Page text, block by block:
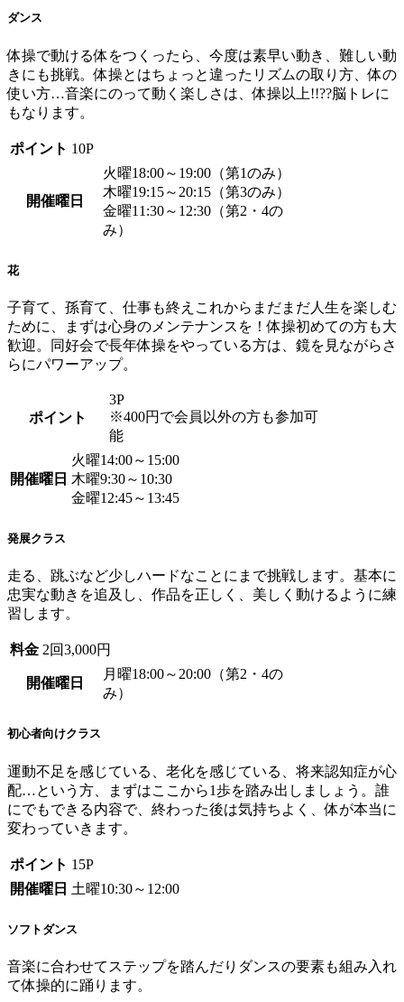
ダンス
体操で動ける体をつくったら、今度は素早い動き、難しい動
きにも挑戦。体操とはちょっと違ったリズムの取り方、体の
使い方…音楽にのって動く楽しさは、体操以上!!??脳トレに
もなります。
ポイント 10P
開催曜日
火曜18:00～19:00（第1のみ）
木曜19:15～20:15（第3のみ）
金曜11:30～12:30（第2・4の
み）
花
子育て、孫育て、仕事も終えこれからまだまだ人生を楽しむ
ために、まずは心身のメンテナンスを！体操初めての方も大
歓迎。同好会で長年体操をやっている方は、鏡を見ながらさ
らにパワーアップ。
ポイント
3P
※400円で会員以外の方も参加可
能
開催曜日
火曜14:00～15:00
木曜9:30～10:30
金曜12:45～13:45
発展クラス
走る、跳ぶなど少しハードなことにまで挑戦します。基本に
忠実な動きを追及し、作品を正しく、美しく動けるように練
習します。
料金 2回3,000円
開催曜日
月曜18:00～20:00（第2・4の
み）
初心者向けクラス
運動不足を感じている、老化を感じている、将来認知症が心
配…という方、まずはここから1歩を踏み出しましょう。誰
にでもできる内容で、終わった後は気持ちよく、体が本当に
変わっていきます。
ポイント 15P
開催曜日 土曜10:30～12:00
ソフトダンス
音楽に合わせてステップを踏んだりダンスの要素も組み入れ
て体操的に踊ります。